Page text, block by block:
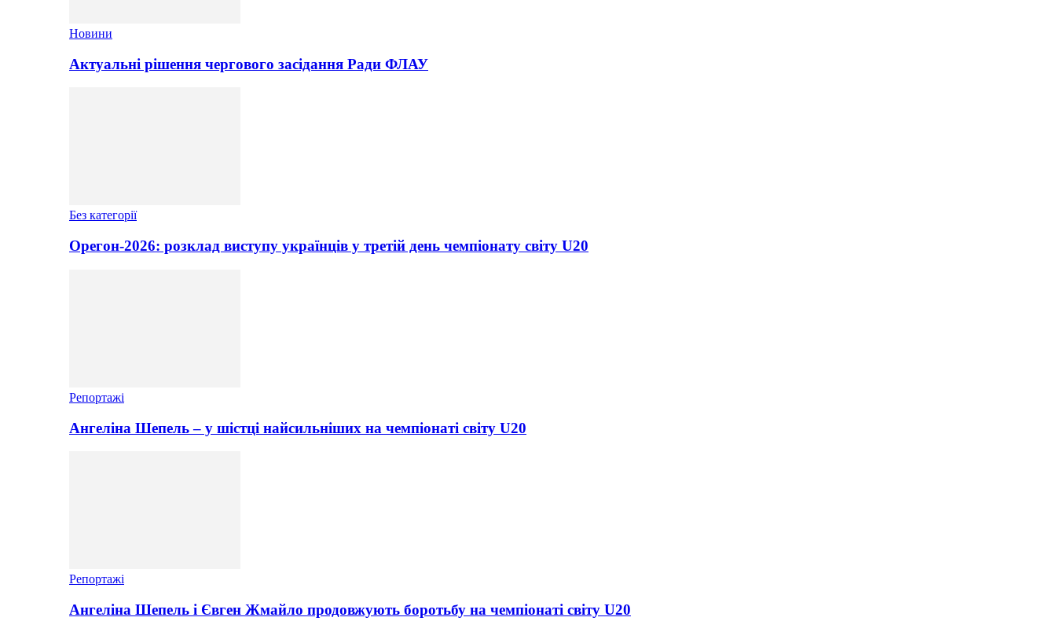
Новини
Актуальні рішення чергового засідання Ради ФЛАУ
Без категорії
Орегон-2026: розклад виступу українців у третій день чемпіонату світу U20
Репортажі
Ангеліна Шепель – у шістці найсильніших на чемпіонаті світу U20
Репортажі
Ангеліна Шепель і Євген Жмайло продовжують боротьбу на чемпіонаті світу U20